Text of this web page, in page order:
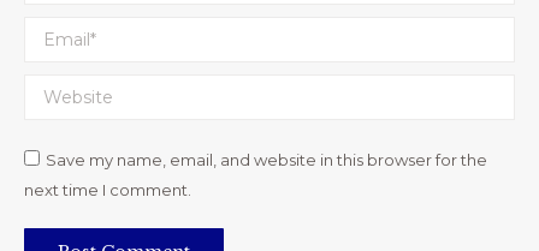
Email *
Website
Save my name, email, and website in this browser for the
next time I comment.